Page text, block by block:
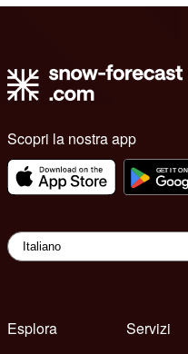
Scopri la nostra app
Esplora
Servizi